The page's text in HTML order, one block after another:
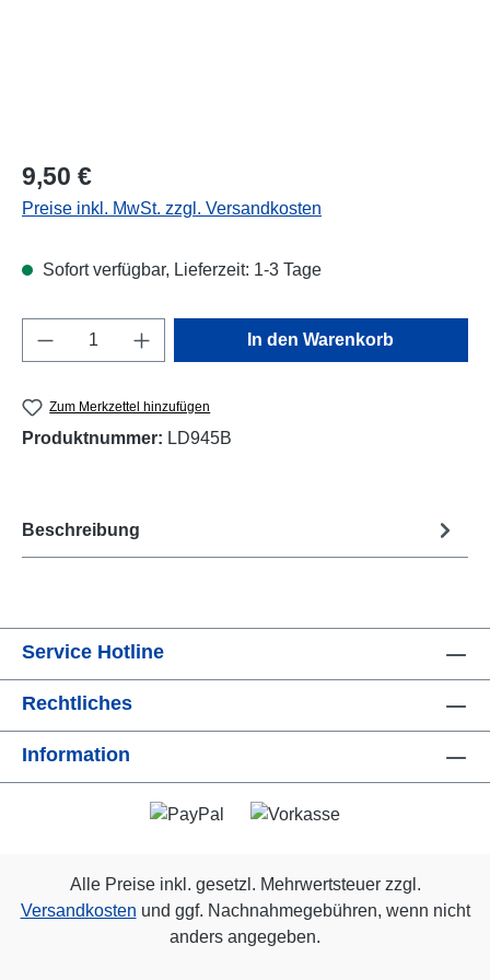
Regulärer Preis:
9,50 €
Preise inkl. MwSt. zzgl. Versandkosten
Sofort verfügbar, Lieferzeit: 1-3 Tage
Produkt Anzahl: Gib den gewünschten
In den Warenkorb
Zum Merkzettel hinzufügen
Produktnummer: LD945B
Beschreibung
Service Hotline
Rechtliches
Information
Alle Preise inkl. gesetzl. Mehrwertsteuer zzgl.
Versandkosten und ggf. Nachnahmegebühren, wenn nicht
anders angegeben.